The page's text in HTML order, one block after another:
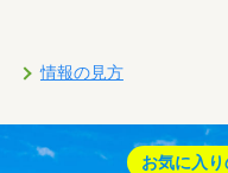
情報の見方
お気に入り